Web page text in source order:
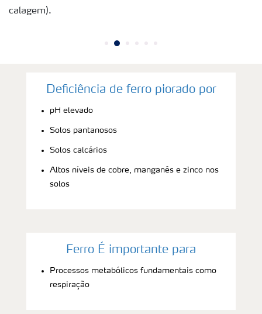
calagem).
Deficiência de ferro piorado por
pH elevado
Solos pantanosos
Solos calcários
Altos níveis de cobre, manganês e zinco nos
solos
Ferro É importante para
Processos metabólicos fundamentais como
respiração